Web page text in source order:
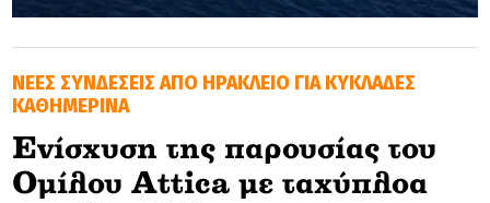
SOOZIE’S FRIENDS
CULTURE
TASTELAND
ΝΕΕΣ ΣΥΝΔΕΣΕΙΣ ΑΠΟ ΗΡΑΚΛΕΙΟ ΓΙΑ ΚΥΚΛΑΔΕΣ
ΚΑΘΗΜΕΡΙΝΑ
Ενίσχυση της παρουσίας του
Ομίλου Attica με ταχύπλοα